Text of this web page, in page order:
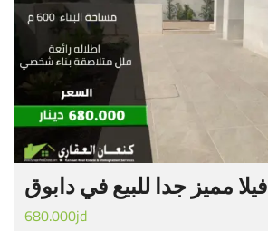
فيلا مميز جدا للبيع في دابوق
680.000jd